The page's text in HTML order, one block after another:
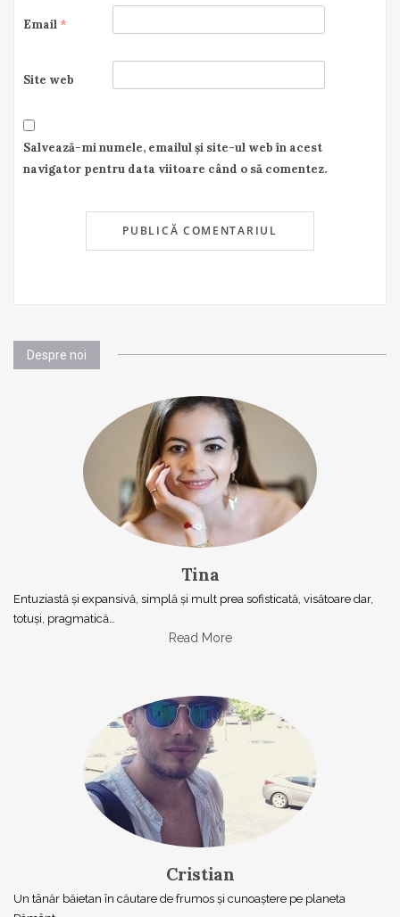
Email *
Site web
Salvează-mi numele, emailul și site-ul web în acest
navigator pentru data viitoare când o să comentez.
Despre noi
Tina
Entuziastă şi expansivă, simplă şi mult prea sofisticată, visătoare dar,
totuşi, pragmatică…
Read More
Cristian
Un tânăr băietan în căutare de frumos și cunoaștere pe planeta